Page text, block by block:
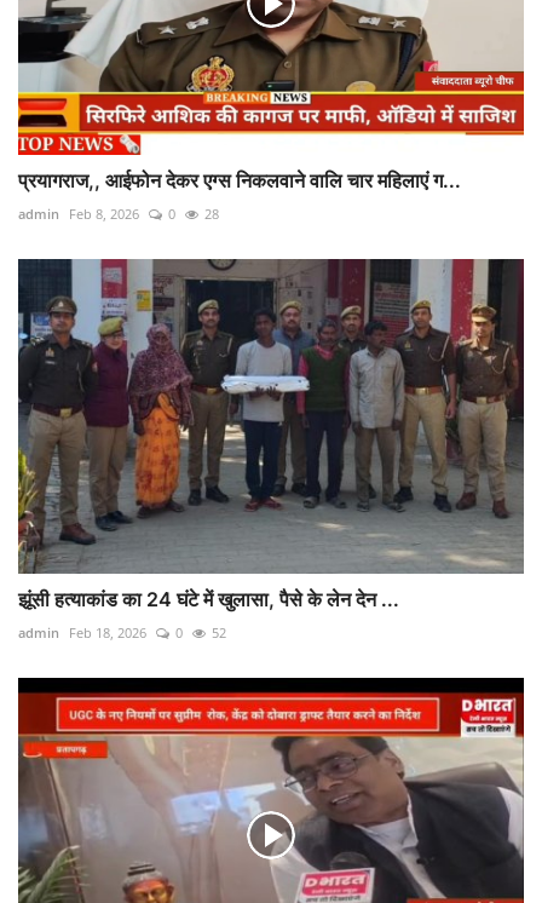
प्रयागराज,, आईफोन देकर एग्स निकलवाने वालि चार महिलाएं ग...
admin Feb 8, 2026 0 28
झूंसी हत्याकांड का 24 घंटे में खुलासा, पैसे के लेन देन ...
admin Feb 18, 2026 0 52